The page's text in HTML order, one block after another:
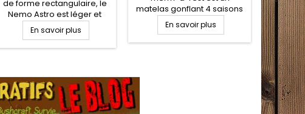
de forme rectangulaire, le
Nemo Astro est léger et
confortable avec ses 9 cm
d'épaisseur pour des
bivouacs sur 3 saisons. La
confort de couchage et sa
toile polyester 75D est
résistante et douce au
En savoir plus
matelas gonflant 4 saisons
de 7.6 cm d'épaisseur, avec
sa valeur R de 7.3. Ultra
léger, robuste et compact,
camping, trek et randonnée
Xtherm offre le confort et la
En savoir plus
confort
toile